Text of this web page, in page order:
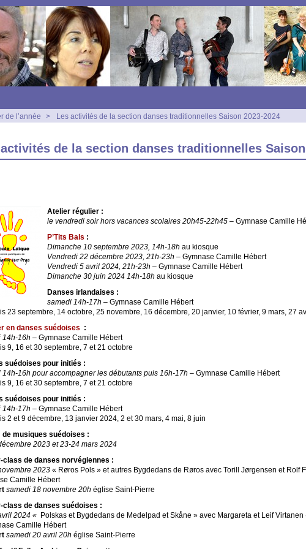
de l’année > Les activités de la section danses traditionnelles Saison 2023-2024
de la section danses traditionnelles Saison
Atelier régulier :
le vendredi soir hors vacances scolaires 20h45-22h45 – Gymnase Camille
P’Tits Bals :
Dimanche 10 septembre 2023, 14h-18h au kiosque
Vendredi 22 décembre 2023, 21h-23h – Gymnase Camille Hébert
Vendredi 5 avril 2024, 21h-23h – Gymnase Camille Hébert
Dimanche 30 juin 2024 14h-18h au kiosque
Danses irlandaises :
samedi 14h-17h – Gymnase Camille Hébert
23 septembre, 14 octobre, 25 novembre, 16 décembre, 20 janvier, 10 février, 9 mars, 27
en danses suédoises :
14h-16h – Gymnase Camille Hébert
9, 16 et 30 septembre, 7 et 21 octobre
suédoises pour initiés :
14h-16h pour accompagner les débutants puis 16h-17h – Gymnase Camille Hébert
9, 16 et 30 septembre, 7 et 21 octobre
suédoises pour initiés :
14h-17h – Gymnase Camille Hébert
2 et 9 décembre, 13 janvier 2024, 2 et 30 mars, 4 mai, 8 juin
de musiques suédoises :
2023 et 23-24 mars 2024
class de danses norvégiennes :
2023 « Røros Pols » et autres Bygdedans de Røros avec Torill Jørgensen et Rolf
Camille Hébert
samedi 18 novembre 20h église Saint-Pierre
class de danses suédoises :
2024 « Polskas et Bygdedans de Medelpad et Skåne » avec Margareta et Leif
Camille Hébert
samedi 20 avril 20h église Saint-Pierre